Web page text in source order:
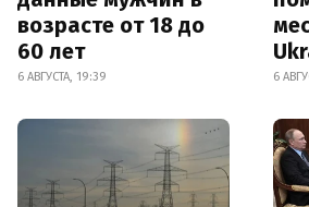
возрасте от 18 до
60 лет
6 АВГУСТА, 19:39 6